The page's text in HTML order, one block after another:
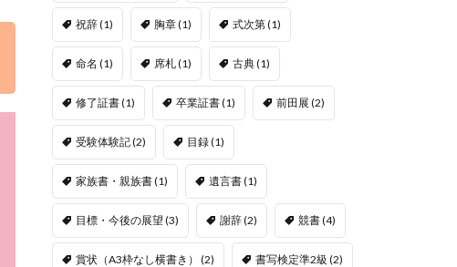
祝辞(1) 胸章(1) 式次第(1)
命名 (1) 席札(1) 古典(1)
修了証書(1) 卒業証書(1) 前田展 (2)
受験体験記(2) 目録(1)
家族書・親族書(1) 遺言書(1)
目標・今後の展望 (3) 謝辞(2) 競書(4)
賞状（A3枠なし横書き） (2) 書写検定準2級 (2)